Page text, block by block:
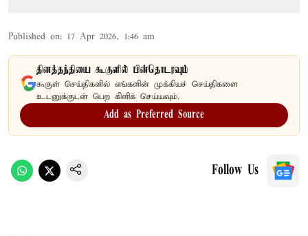
Published on: 17 Apr 2026, 1:46 am
தினத்தந்தியை கூகுளில் பின்தொடரவும்
கூகுள் செய்திகளில் எங்களின் முக்கியச் செய்திகளை
உடனுக்குடன் பெற கிளிக் செய்யவும்.
Add as Preferred Source
Follow Us